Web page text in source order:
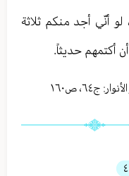
لو أنّي أجد منكم ثلاثة
أكتمهم حديثاً.
ج٦٤، ص١٦۰